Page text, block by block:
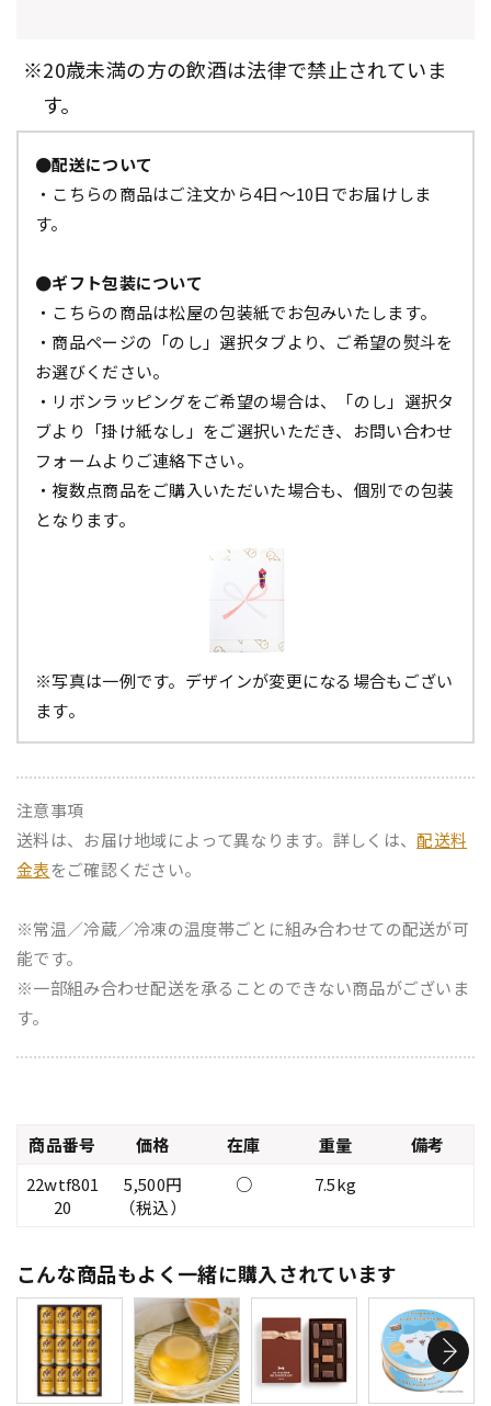
※20歳未満の方の飲酒は法律で禁止されていま
す。
●配送について
・こちらの商品はご注文から4日～10日でお届けしま
す。
●ギフト包装について
・こちらの商品は松屋の包装紙でお包みいたします。
・商品ページの「のし」選択タブより、ご希望の熨斗を
お選びください。
・リボンラッピングをご希望の場合は、「のし」選択タ
ブより「掛け紙なし」をご選択いただき、お問い合わせ
フォームよりご連絡下さい。
・複数点商品をご購入いただいた場合も、個別での包装
となります。
※写真は一例です。デザインが変更になる場合もござい
ます。
注意事項
送料は、お届け地域によって異なります。詳しくは、配送料
金表をご確認ください。
※常温／冷蔵／冷凍の温度帯ごとに組み合わせての配送が可
能です。
※一部組み合わせ配送を承ることのできない商品がございま
す。
商品番号 価格 在庫 重量
備考
22wtf801
20
5,500円
（税込）
○ 7.5kg
こんな商品もよく一緒に購入されています